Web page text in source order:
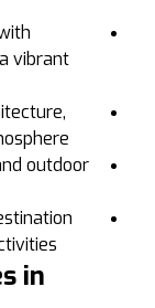
vibrant
outdoor
in